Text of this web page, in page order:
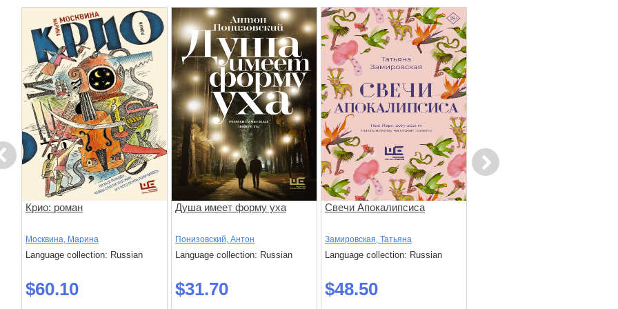
Крио: роман
Москвина, Марина
Language collection: Russian
$60.10
Душа имеет форму уха
Понизовский, Антон
Language collection: Russian
$31.70
Свечи Апокалипсиса
Замировская, Татьяна
Language collection: Russian
$48.50
Next